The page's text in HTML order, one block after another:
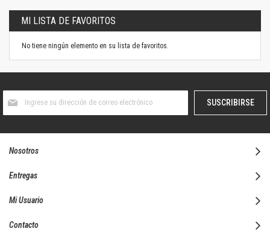
MI LISTA DE FAVORITOS
No tiene ningún elemento en su lista de favoritos.
boletín
SUSCRIBIRSE
Nosotros
Entregas
Mi Usuario
Contacto